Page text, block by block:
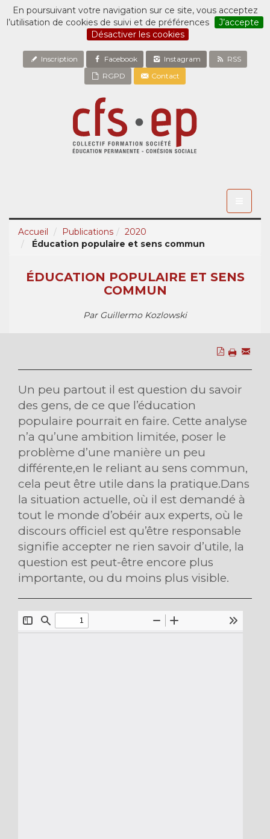
En poursuivant votre navigation sur ce site, vous acceptez
l’utilisation de cookies de suivi et de préférences
J’accepte
Désactiver les cookies
Inscription Facebook Instagram
RSS
RGPD
Contact
Accueil
Publications
2020
Éducation populaire et sens commun
ÉDUCATION POPULAIRE ET SENS
COMMUN
Par Guillermo Kozlowski
Un peu partout il est question du savoir
des gens, de ce que l’éducation
populaire pourrait en faire. Cette analyse
n’a qu’une ambition limitée, poser le
problème d’une manière un peu
différente,en le reliant au sens commun,
cela peut être utile dans la pratique.Dans
la situation actuelle, où il est demandé à
tout le monde d’obéir aux experts, où le
discours officiel est qu’être responsable
signifie accepter ne rien savoir d’utile, la
question est peut-être encore plus
importante, ou du moins plus visible.